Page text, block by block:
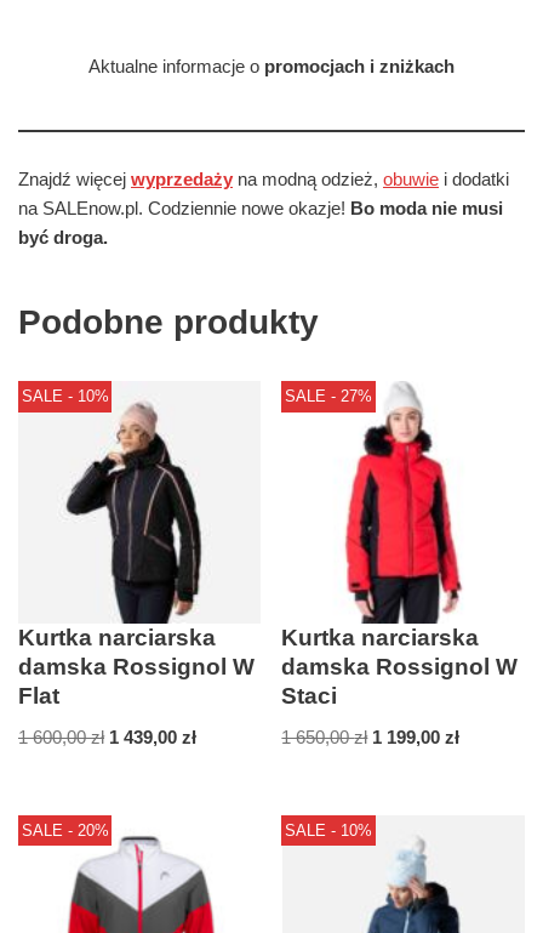
Aktualne informacje o promocjach i zniżkach
Znajdź więcej wyprzedaży na modną odzież, obuwie i dodatki
na SALEnow.pl. Codziennie nowe okazje! Bo moda nie musi
być droga.
Podobne produkty
SALE - 10%
Kurtka narciarska
damska Rossignol W
Flat
1 600,00zł 1 439,00 zł
SALE - 27%
Kurtka narciarska
damska Rossignol W
Staci
1 650,00zł 1 199,00zł
SALE - 20% SALE - 10%